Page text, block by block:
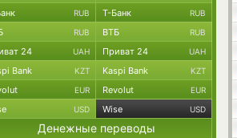
RUB Т-Банк RUB
RUB ВТБ RUB
24 UAH Приват 24 UAH
Bank KZT Kaspi Bank KZT
EUR Revolut EUR
USD Wise USD
Денежные переводы